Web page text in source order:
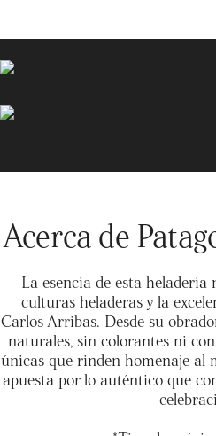
Acerca de
La esencia de esta
culturas heladeras y la
Carlos Arribas. Desde su
naturales, sin colorantes ni
únicas que rinden homenaje al
apuesta por lo auténtico que